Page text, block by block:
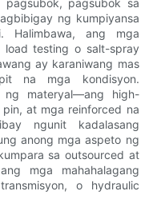
pagsubok sa
ng kumpiyansa
Halimbawa, ang mga
load testing o salt-spray
ay karaniwang mas
na mga kondisyon.
ng materyal—ang high-
at mga reinforced na
ngunit kadalasang
anong mga aspeto ng
sa outsourced at
mga mahahalagang
o hydraulic